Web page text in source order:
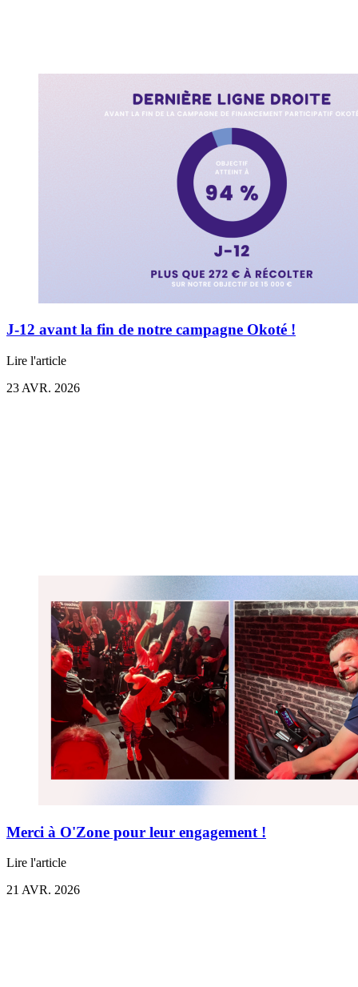
J-12 avant la fin de notre campagne Okoté !
Lire l'article
23 AVR. 2026
Merci à O'Zone pour leur engagement !
Lire l'article
21 AVR. 2026